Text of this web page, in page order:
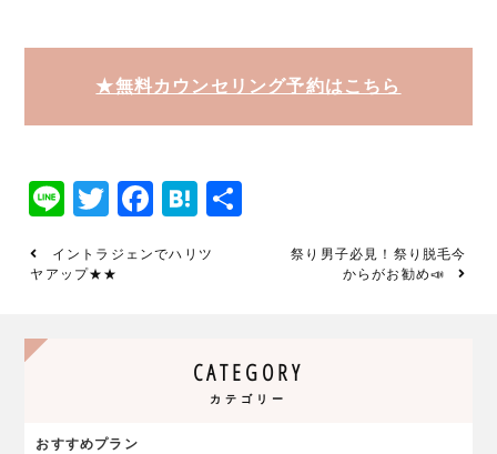
★無料カウンセリング予約はこちら
LineTwitter
Facebook
Hatena
イントラジェンでハリツ
ヤアップ★★
祭り男子必見！祭り脱毛今
からがお勧め📣
CATEGORY
カテゴリー
おすすめプラン